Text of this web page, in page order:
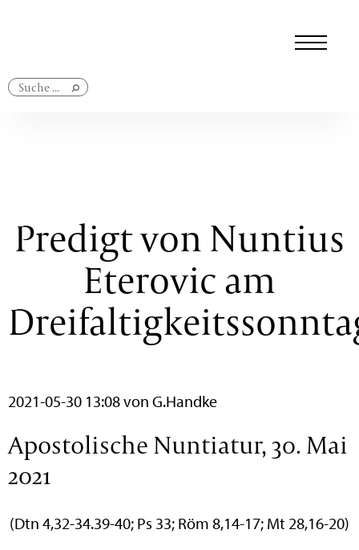
Predigt von Nuntius
Eterovic am
2021-05-30 13:08von G.Handke
Apostolische Nuntiatur, 30. Mai
2021
(Dtn 4,32-34.39-40; Ps 33; Röm 8,14-17; Mt 28,16-20)